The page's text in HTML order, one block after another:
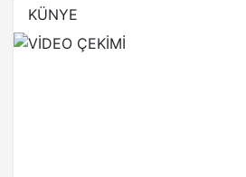
KÜNYE